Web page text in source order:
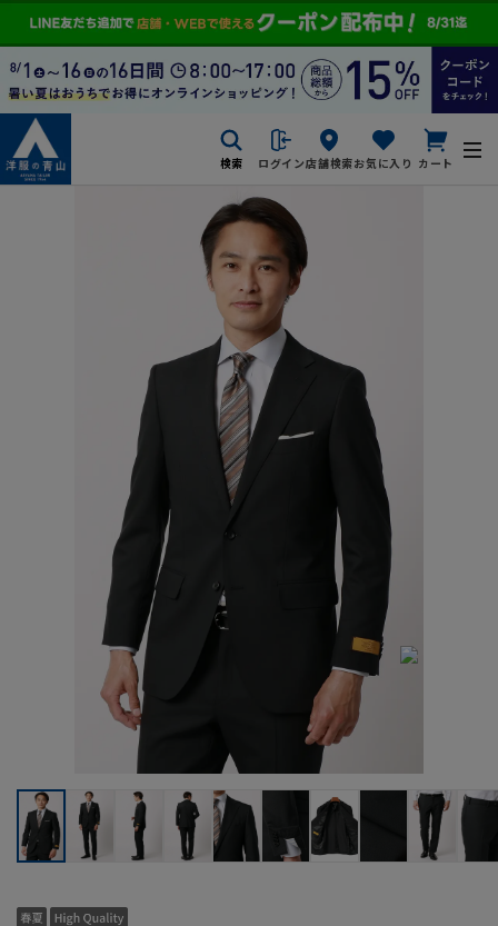
検索 ログイン店舗検索お気に入り カート